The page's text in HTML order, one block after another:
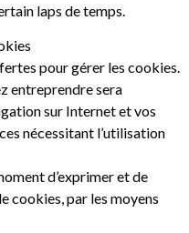
laps de temps.
pour gérer les cookies.
entreprendre sera
sur Internet et vos
nécessitant l’utilisation
d’exprimer et de
cookies, par les moyens